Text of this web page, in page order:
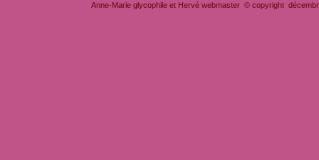
Anne-Marie glycophile et Hervé webmaster © copyright